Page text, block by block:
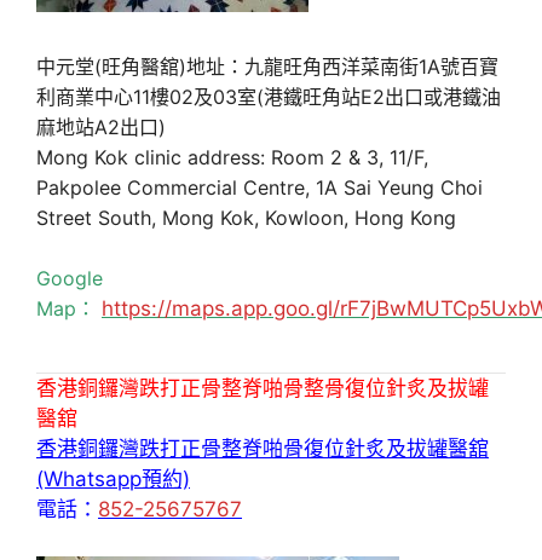
中元堂(旺角醫舘)地址：九龍旺角西洋菜南街1A號百寶
利商業中心11樓02及03室(港鐵旺角站E2出口或港鐵油
麻地站A2出口)
Mong Kok clinic address: Room 2 & 3, 11/F,
Pakpolee Commercial Centre, 1A Sai Yeung Choi
Street South, Mong Kok, Kowloon, Hong Kong
Google
Map： https://maps.app.goo.gl/
香港銅鑼灣跌打正骨整脊啪骨整骨復位針炙及拔罐
醫舘
香港銅鑼灣跌打正骨整脊啪骨復位針炙及拔罐醫舘
(Whatsapp預約)
電話： 852-25675767